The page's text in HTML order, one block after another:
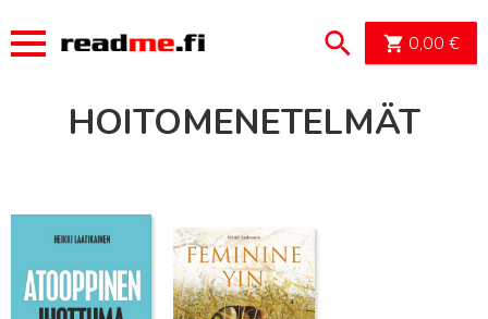
0,00 €
HOITOMENETELMÄT
Lue lisää